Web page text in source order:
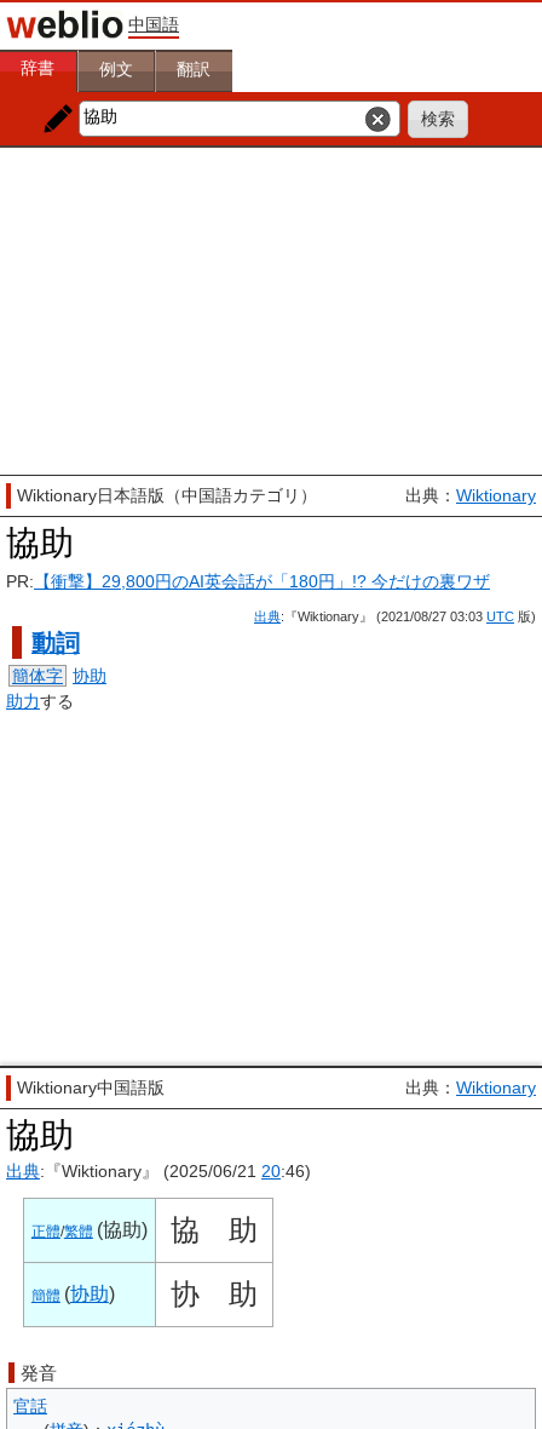
中国語
辞書 例文 翻訳
Wiktionary日本語版（中国語カテゴリ） 出典： Wiktionary
協助
PR: 【衝撃】29,800円のAI英会話が「180円」!? 今だけの裏ワザ
出典:『Wiktionary』 (2021/08/27 03:03 UTC 版)
動詞
簡体字 协助
助力する
Wiktionary中国語版 出典： Wiktionary
協助
出典:『Wiktionary』 (2025/06/21 20:46)
正體/繁體 (協助) 協 助
簡體 (协助) 协 助
発音
官話